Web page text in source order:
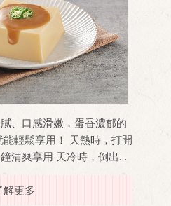
、口感滑嫩，蛋香濃郁的
輕鬆享用！ 天熱時，打開
清爽享用 天冷時，倒出水
麻醬汁，三分鐘溫食暖心
解更多